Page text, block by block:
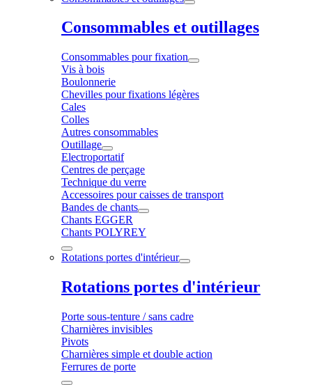
Consommables et outillages
Consommables pour fixation
Vis à bois
Boulonnerie
Chevilles pour fixations légères
Cales
Colles
Autres consommables
Outillage
Electroportatif
Centres de perçage
Technique du verre
Accessoires pour caisses de transport
Bandes de chants
Chants EGGER
Chants POLYREY
Rotations portes d'intérieur
Rotations portes d'intérieur
Porte sous-tenture / sans cadre
Charnières invisibles
Pivots
Charnières simple et double action
Ferrures de porte